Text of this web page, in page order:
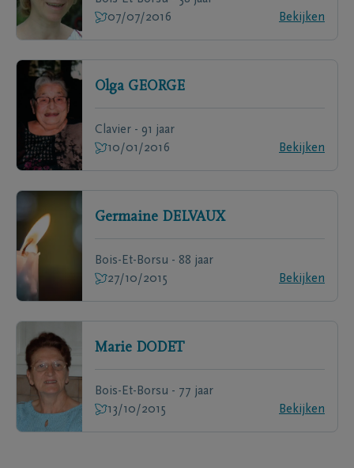
07/07/2016
Bekijken
Olga GEORGE
Clavier - 91 jaar
10/01/2016
Bekijken
Germaine DELVAUX
Bois-Et-Borsu - 88 jaar
27/10/2015
Bekijken
Marie DODET
Bois-Et-Borsu - 77 jaar
13/10/2015
Bekijken